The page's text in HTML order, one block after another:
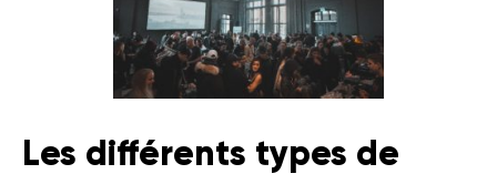
Les différents types de